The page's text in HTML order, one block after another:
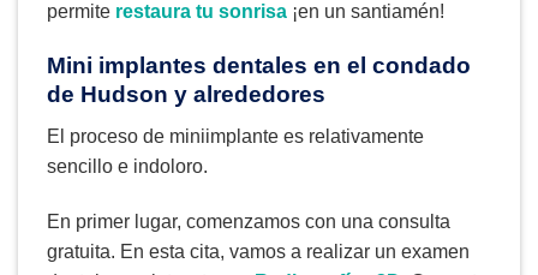
permite restaura tu sonrisa ¡en un santiamén!
Mini implantes dentales en el condado
de Hudson y alrededores
El proceso de miniimplante es relativamente
sencillo e indoloro.
En primer lugar, comenzamos con una consulta
gratuita. En esta cita, vamos a realizar un examen